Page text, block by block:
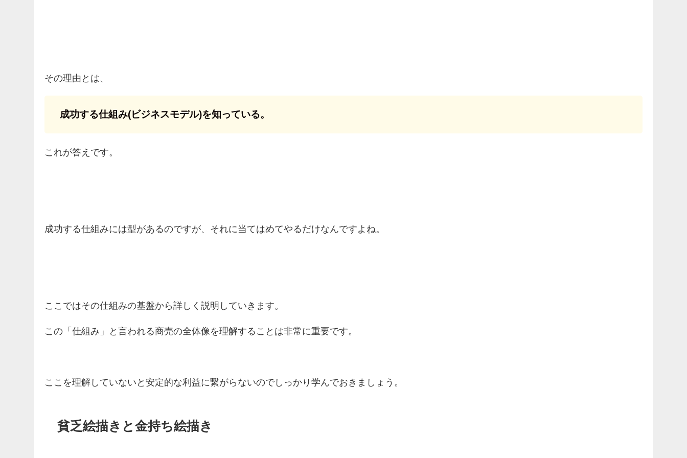
その理由とは、
成功する仕組み(ビジネスモデル)を知っている。
これが答えです。
成功する仕組みには型があるのですが、それに当てはめてやるだけなんですよね。
ここではその仕組みの基盤から詳しく説明していきます。
この「仕組み」と言われる商売の全体像を理解することは非常に重要です。
ここを理解していないと安定的な利益に繋がらないのでしっかり学んでおきましょう。
貧乏絵描きと金持ち絵描き